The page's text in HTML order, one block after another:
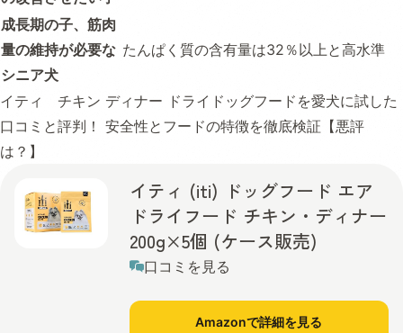
成長期の子、筋肉
量の維持が必要な
シニア犬
たんぱく質の含有量は32％以上と高水準
イティ チキン ディナー ドライドッグフードを愛犬に試した
口コミと評判！ 安全性とフードの特徴を徹底検証【悪評
は？】
イティ (iti) ドッグフード エア
ドライフード チキン・ディナー
200g×5個 (ケース販売)
口コミを見る
Amazonで詳細を見る